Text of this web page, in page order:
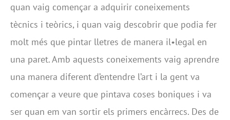
quan vaig començar a adquirir coneixements
tècnics i teòrics, i quan vaig descobrir que podia fer
molt més que pintar lletres de manera il•legal en
una paret. Amb aquests coneixements vaig aprendre
una manera diferent d’entendre l’art i la gent va
començar a veure que pintava coses boniques i va
ser quan em van sortir els primers encàrrecs. Des de